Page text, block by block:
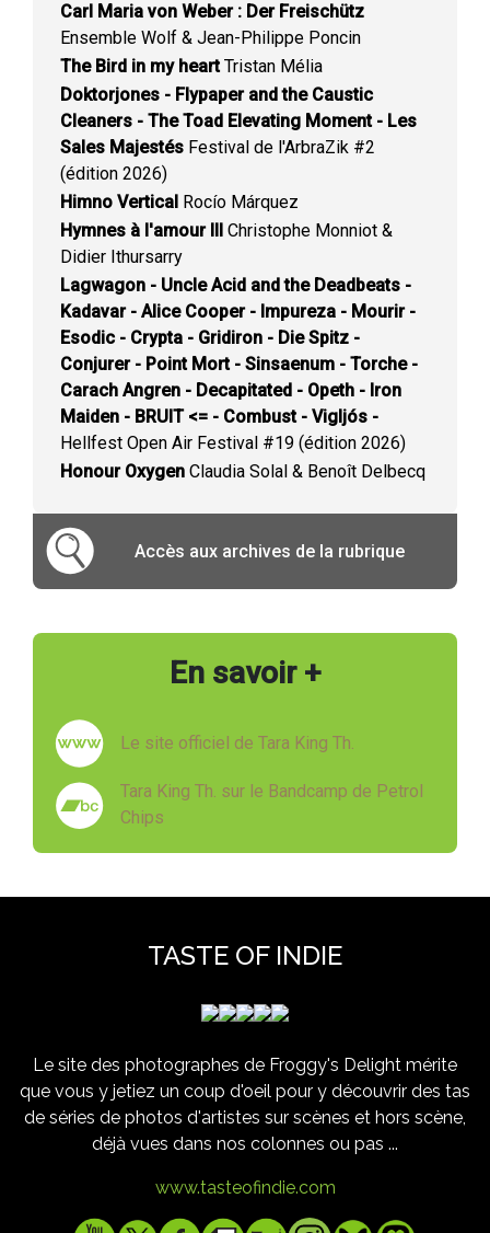
Carl Maria von Weber : Der Freischütz
Ensemble Wolf & Jean-Philippe Poncin
The Bird in my heartTristan Mélia
Doktorjones - Flypaper and the Caustic
Cleaners - The Toad Elevating Moment - Les
Sales Majestés Festival de l'ArbraZik #2
(édition 2026)
Himno Vertical Rocío Márquez
Hymnes à l'amour III Christophe Monniot &
Didier Ithursarry
Lagwagon - Uncle Acid and the Deadbeats -
Kadavar - Alice Cooper - Impureza - Mourir -
Esodic - Crypta - Gridiron - Die Spitz -
Conjurer - Point Mort - Sinsaenum - Torche -
Carach Angren - Decapitated - Opeth - Iron
Maiden - BRUIT <= - Combust - Vigljós -
Hellfest Open Air Festival #19 (édition 2026)
Honour Oxygen Claudia Solal & Benoît Delbecq
Accès aux archives de la rubrique
En savoir +
Le site officiel de Tara King Th.
Tara King Th. sur le Bandcamp de Petrol
Chips
TASTE OF INDIE
Le site des photographes de Froggy's Delight mérite
que vous y jetiez un coup d'oeil pour y découvrir des tas
de séries de photos d'artistes sur scènes et hors scène,
déjà vues dans nos colonnes ou pas ...
www.tasteofindie.com